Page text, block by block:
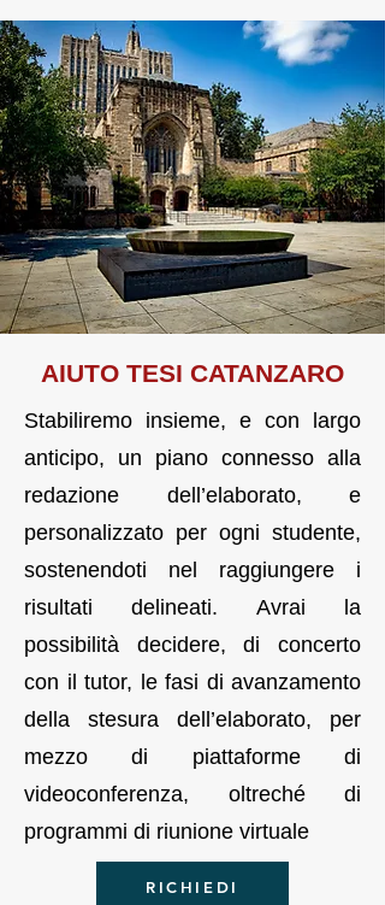
AIUTO TESI CATANZARO
Stabiliremo insieme, e con largo
anticipo, un piano connesso alla
redazione dell’elaborato, e
personalizzato per ogni studente,
sostenendoti nel raggiungere i
risultati delineati. Avrai la
possibilità decidere, di concerto
con il tutor, le fasi di avanzamento
della stesura dell’elaborato, per
mezzo di piattaforme di
videoconferenza, oltreché di
programmi di riunione virtuale
RICHIEDI